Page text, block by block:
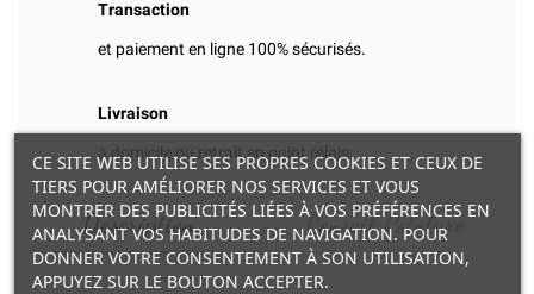
Transaction
et paiement en ligne 100% sécurisés.
Livraison
à domicile ou retrait en point relais.
Description Conseil Pointure
CE SITE WEB UTILISE SES PROPRES COOKIES ET CEUX DE
TIERS POUR AMÉLIORER NOS SERVICES ET VOUS
MONTRER DES PUBLICITÉS LIÉES À VOS PRÉFÉRENCES EN
ANALYSANT VOS HABITUDES DE NAVIGATION. POUR
DONNER VOTRE CONSENTEMENT À SON UTILISATION,
APPUYEZ SUR LE BOUTON ACCEPTER.